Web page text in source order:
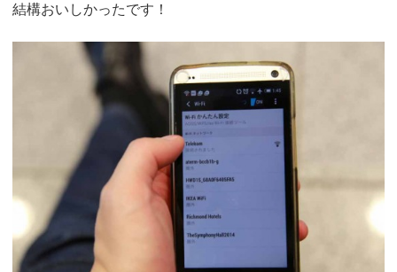
結構おいしかったです！